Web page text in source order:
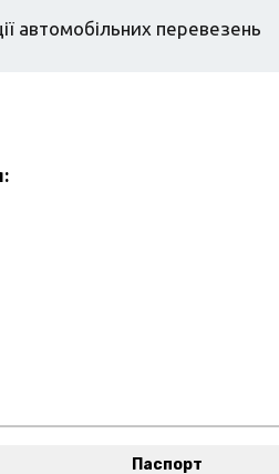
автомобільних перевезень
Паспорт